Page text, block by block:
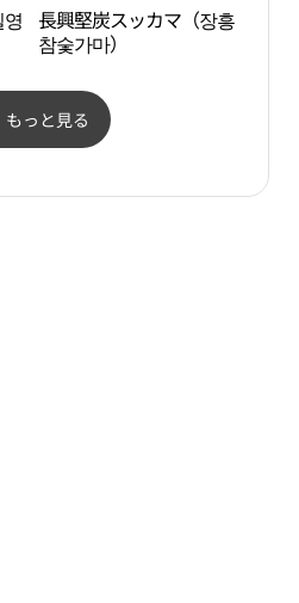
長興堅炭スッカマ（장흥
참숯가마）
もっと見る